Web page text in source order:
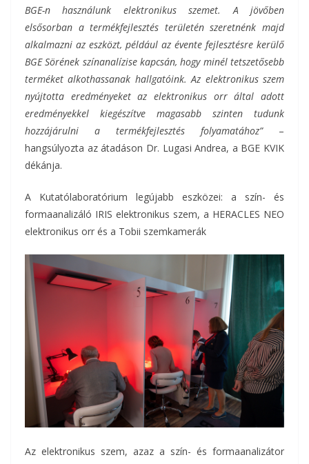
BGE-n használunk elektronikus szemet. A jövőben
elsősorban a termékfejlesztés területén szeretnénk majd
alkalmazni az eszközt, például az évente fejlesztésre kerülő
BGE Sörének színanalízise kapcsán, hogy minél tetszetősebb
terméket alkothassanak hallgatóink. Az elektronikus szem
nyújtotta eredményeket az elektronikus orr által adott
eredményekkel kiegészítve magasabb szinten tudunk
hozzájárulni a termékfejlesztés folyamatához”–
hangsúlyozta az átadáson Dr. Lugasi Andrea, a BGE KVIK
dékánja.
A Kutatólaboratórium legújabb eszközei: a szín- és
formaanalizáló IRIS elektronikus szem, a HERACLES NEO
elektronikus orr és a Tobii szemkamerák
Az elektronikus szem, azaz a szín- és formaanalizátor